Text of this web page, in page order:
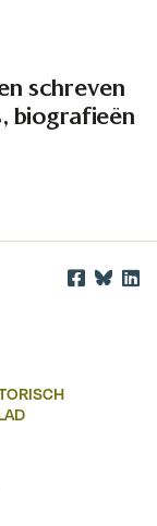
schreven
biografieën